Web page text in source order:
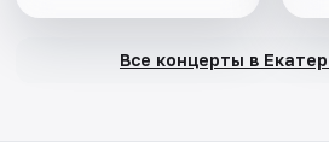
Все концерты в